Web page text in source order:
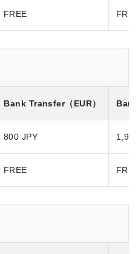
FREE
Bank Transfer（EUR）
800 JPY
FREE